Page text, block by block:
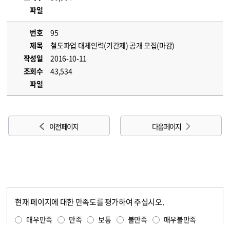
파일
번호
95
제목
철도파업 대체인력(기간제) 공개 모집(마감)
작성일
2016-10-11
조회수
43,534
파일
이전 페이지 다음 페이지
현재 페이지에 대한 만족도를 평가하여 주십시오.
매우만족 만족 보통 불만족 매우불만족